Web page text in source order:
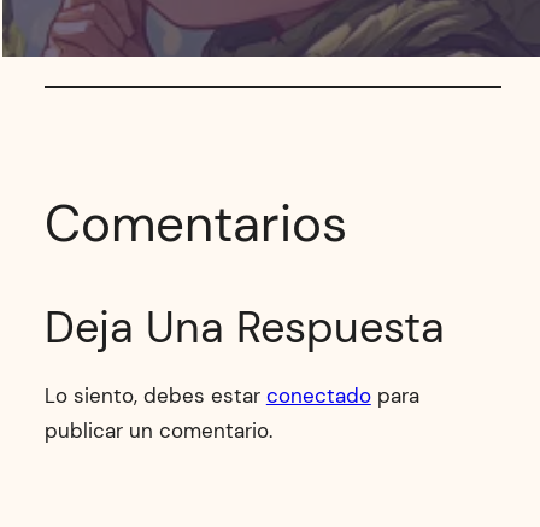
Comentarios
Deja Una Respuesta
Lo siento, debes estar conectadopara
publicar un comentario.